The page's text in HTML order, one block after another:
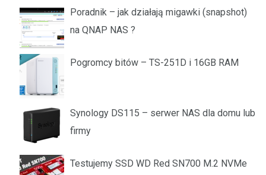
Poradnik – jak działają migawki (snapshot)
na QNAP NAS ?
Pogromcy bitów – TS-251D i 16GB RAM
Synology DS115 – serwer NAS dla domu lub
firmy
Testujemy SSD WD Red SN700 M.2 NVMe